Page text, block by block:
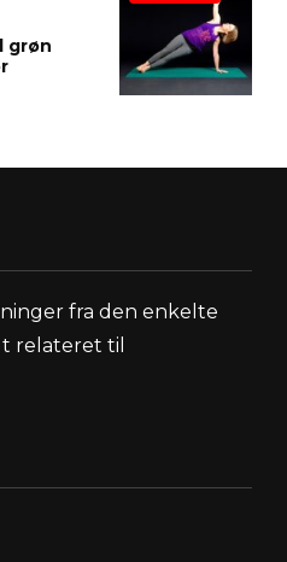
grøn
fra den enkelte
relateret til